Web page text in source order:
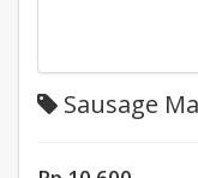
Sausage